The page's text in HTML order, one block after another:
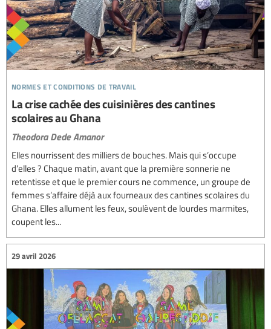
normes et conditions de travail
La crise cachée des cuisinières des cantines
scolaires au Ghana
Theodora Dede Amanor
Elles nourrissent des milliers de bouches. Mais qui s’occupe
d’elles ? Chaque matin, avant que la première sonnerie ne
retentisse et que le premier cours ne commence, un groupe de
femmes s’affaire déjà aux fourneaux des cantines scolaires du
Ghana. Elles allument les feux, soulèvent de lourdes marmites,
coupent les...
29 avril 2026